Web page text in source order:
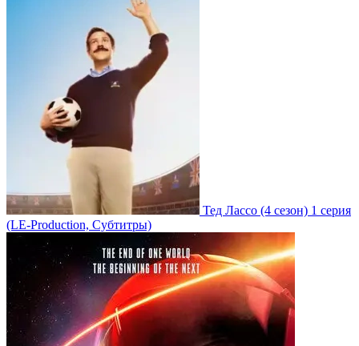
Тед Лассо (4 сезон) 1 серия
(LE-Production, Субтитры)